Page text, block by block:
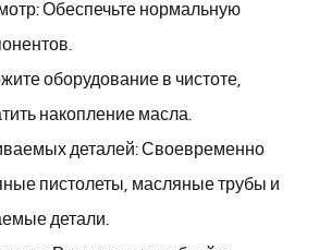
Обеспечьте нормальную
оборудование в чистоте,
накопление масла.
деталей: Своевременно
пистолеты, масляные трубы и
детали.